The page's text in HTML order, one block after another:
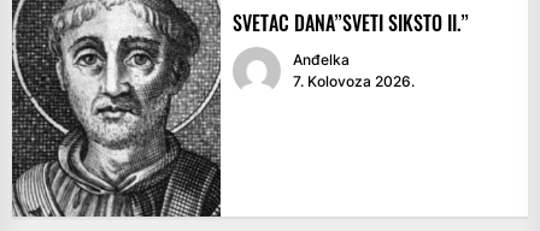
SVETAC DANA”SVETI SIKSTO II.”
Anđelka
7. Kolovoza 2026.